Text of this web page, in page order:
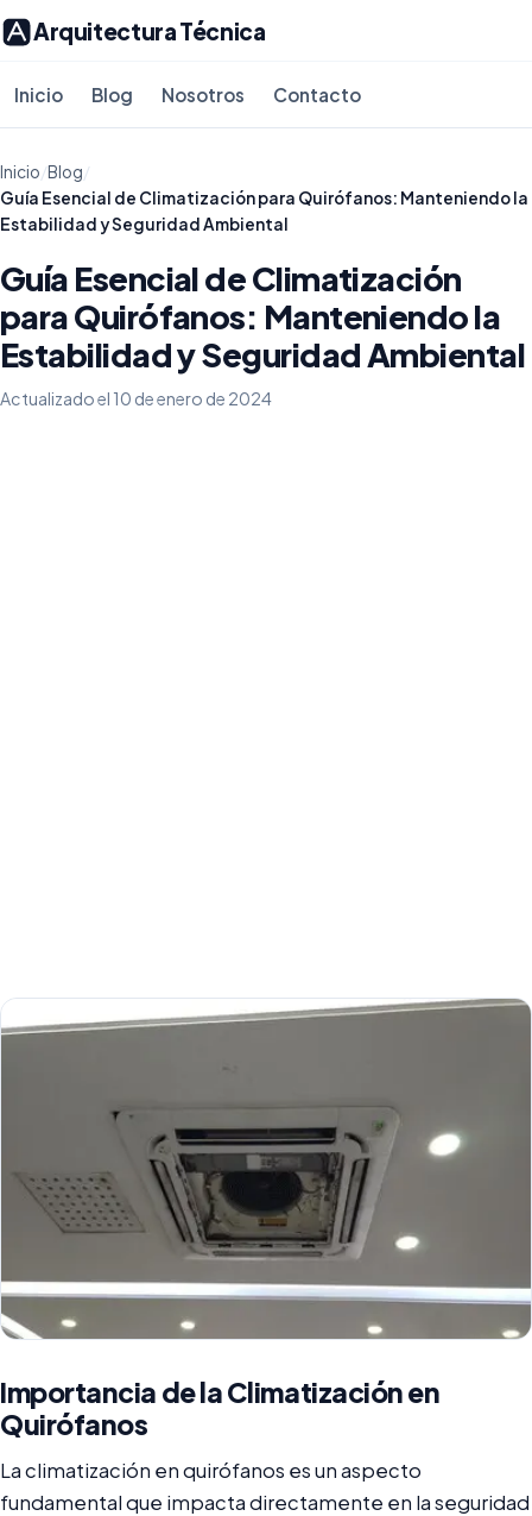
Arquitectura Técnica
Inicio Blog Nosotros Contacto
Inicio/Blog/
Guía Esencial de Climatización para Quirófanos: Manteniendo la
Estabilidad y Seguridad Ambiental
Guía Esencial de Climatización
para Quirófanos: Manteniendo la
Estabilidad y Seguridad Ambiental
Actualizado el 10 de enero de 2024
Importancia de la Climatización en
Quirófanos
La climatización en quirófanos es un aspecto
fundamental que impacta directamente en la seguridad